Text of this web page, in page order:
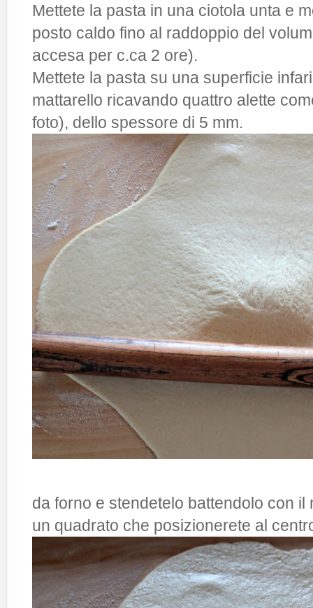
Mettete la pasta in una ciotola unta e
posto caldo fino al raddoppio del
accesa per c.ca 2 ore).
Mettete la pasta su una superficie
mattarello ricavando quattro alette
foto), dello spessore di 5 mm.
da forno e stendetelo battendolo con il
un quadrato che posizionerete al